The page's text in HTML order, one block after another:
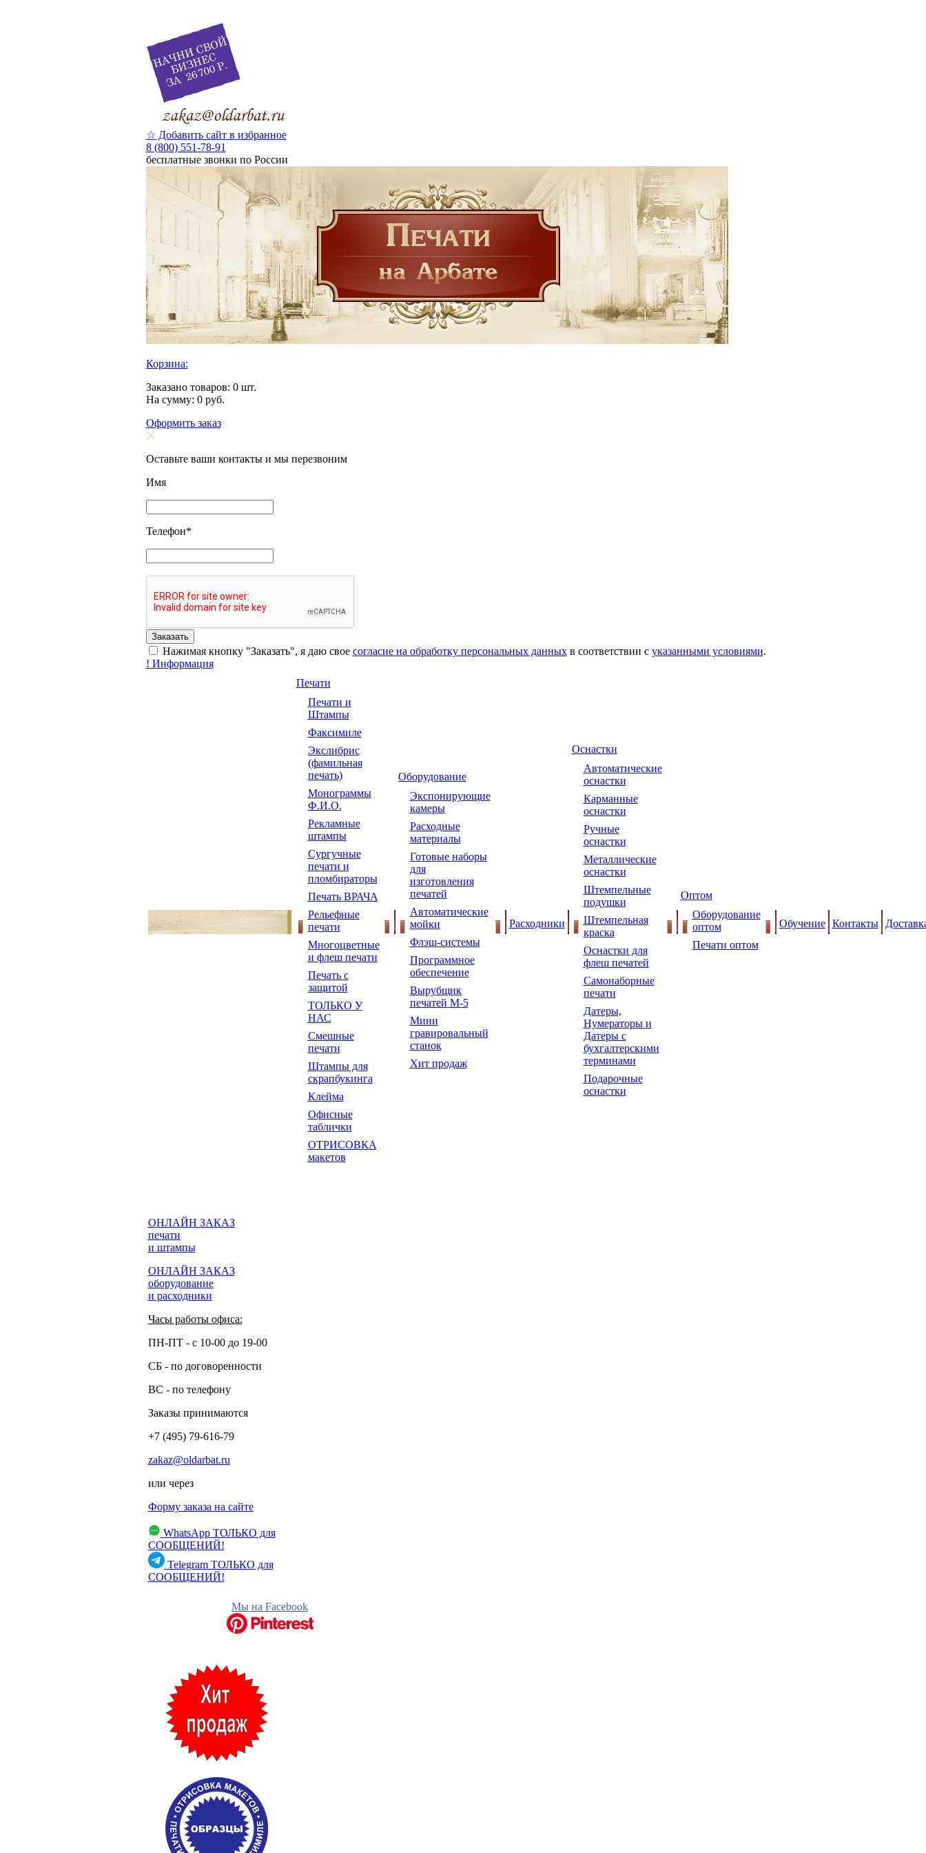
☆ Добавить сайт в избранное
8 (800) 551-78-91
бесплатные звонки по России
Корзина:
Заказано товаров: 0шт.
На сумму: 0руб.
Оформить заказ
Оставьте ваши контакты и мы перезвоним
Имя
Телефон*
Нажимая кнопку "Заказать", я даю свое согласие на обработку персональных данныхв соответствии с указанными условиями.
! Информация
Печати
Печати и
Штампы
Факсимиле
Экслибрис
(фамильная
печать)
Монограммы
Ф.И.О.
Рекламные
штампы
Сургучные
печати и
пломбираторы
Печать ВРАЧА
Рельефные
печати
Многоцветные
и флеш печати
Печать с
защитой
ТОЛЬКО У
НАС
Смешные
печати
Штампы для
скрапбукинга
Клейма
Офисные
таблички
ОТРИСОВКА
макетов
Оборудование
Экспонирующие
камеры
Расходные
материалы
Готовые наборы
для
изготовления
печатей
Автоматические
мойки
Флэш-системы
Программное
обеспечение
Вырубщик
печатей М-5
Мини
гравировальный
станок
Хит продаж
Расходники
Оснастки
Автоматические
оснастки
Карманные
оснастки
Ручные
оснастки
Металлические
оснастки
Штемпельные
подушки
Штемпельная
краска
Оснастки для
флеш печатей
Самонаборные
печати
Датеры,
Нумераторы и
Датеры с
бухгалтерскими
терминами
Подарочные
оснастки
Оптом
Оборудование
оптом
Печати оптом
Обучение Контакты
ОНЛАЙН ЗАКАЗ
печати
и штампы
ОНЛАЙН ЗАКАЗ
оборудование
и расходники
Часы работы офиса:
ПН-ПТ - с 10-00 до 19-00
СБ - по договоренности
ВС - по телефону
Заказы принимаются
+7 (495) 79-616-79
zakaz@oldarbat.ru
или через
Форму заказа на сайте
WhatsAppТОЛЬКО для
СООБЩЕНИЙ!
TelegramТОЛЬКО для
СООБЩЕНИЙ!
Мы на Facebook